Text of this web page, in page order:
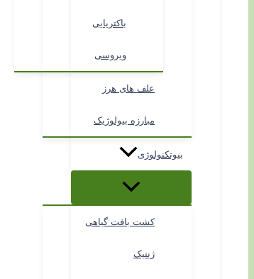
باکتریایی
ویروسی
علف های هرز
مبارزه بیولوژیک
بیوتکنولوژی
کشت بافت گیاهی
ژنتیک